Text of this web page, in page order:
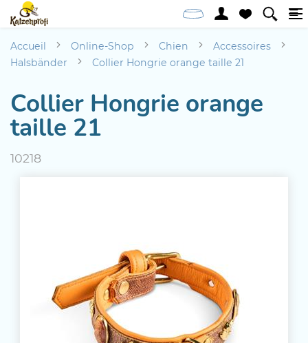
Accueil Online-Shop Chien
Accessoires
Halsbänder
Collier Hongrie orange taille 21
Collier Hongrie orange
taille 21
10218